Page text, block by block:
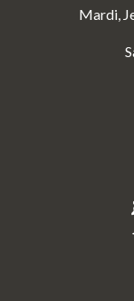
Mardi,